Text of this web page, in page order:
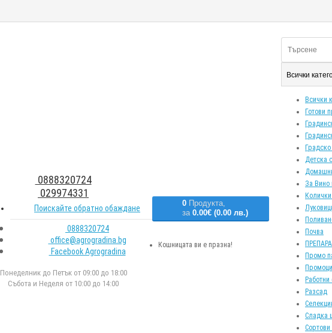
0888320724
029974331
Поискайте обратно обаждане
0888320724
office@agrogradina.bg
Facebook Agrogradina
Понеделник до Петък от 09:00 до 18:00
Събота и Неделя от 10:00 до 14:00
0 Продукта,
за 0.00€ (0.00 лв.)
Кошницата ви е празна!
Всички
Всички
Готови
Детска
За Вино
Почва
Промо
Разсад
Сладка